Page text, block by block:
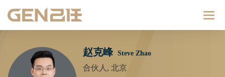
赵克峰 Steve Zhao
合伙人, 北京